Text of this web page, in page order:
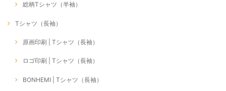
総柄Tシャツ（半袖）
Tシャツ（長袖）
原画印刷 | Tシャツ（長袖）
ロゴ印刷 | Tシャツ（長袖）
BONHEMI | Tシャツ（長袖）